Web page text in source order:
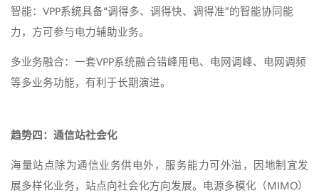
智能：VPP系统具备“调得多、调得快、调得准”的智能协同能
力，方可参与电力辅助业务。
多业务融合：一套VPP系统融合错峰用电、电网调峰、电网调频
等多业务功能，有利于长期演进。
趋势四：通信站社会化
海量站点除为通信业务供电外，服务能力可外溢，因地制宜发
展多样化业务，站点向社会化方向发展。电源多模化（MIMO）